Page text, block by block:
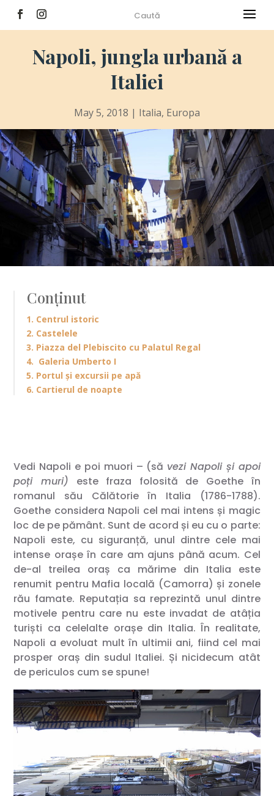
Napoli, jungla urbană a
Italiei
May 5, 2018 | Italia, Europa
Vedi Napoli e poi muori – (să vezi Napoli și apoi
poți muri) este fraza folosită de Goethe în
romanul său Călătorie în Italia (1786-1788).
Goethe considera Napoli cel mai intens și magic
loc de pe pământ. Sunt de acord și eu cu o parte:
Napoli este, cu siguranță, unul dintre cele mai
intense orașe în care am ajuns până acum. Cel
de-al treilea oraș ca mărime din Italia este
renumit pentru Mafia locală (Camorra) și zonele
rău famate. Reputația sa reprezintă unul dintre
motivele pentru care nu este invadat de atâția
turiști ca celelalte orașe din Italia. În realitate,
Napoli a evoluat mult în ultimii ani, fiind cel mai
prosper oraș din sudul Italiei. Și nicidecum atât
de periculos cum se spune!
Conținut
1. Centrul istoric
2. Castelele
3. Piazza del Plebiscito cu Palatul Regal
4. Galeria Umberto I
5. Portul și excursii pe apă
6. Cartierul de noapte